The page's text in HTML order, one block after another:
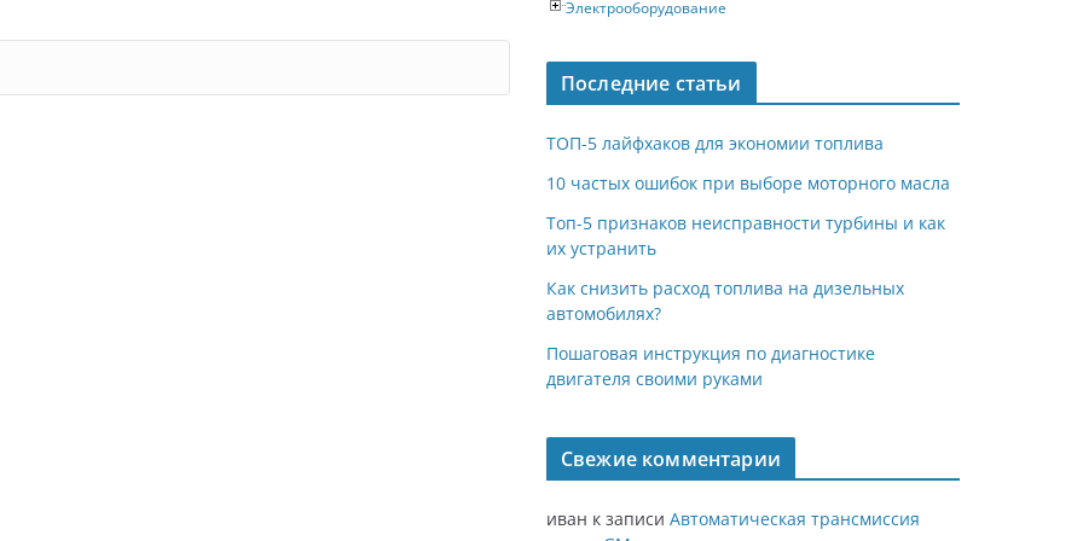
Электрооборудование
Последние статьи
ТОП-5 лайфхаков для экономии топлива
10 частых ошибок при выборе моторного масла
Топ-5 признаков неисправности турбины и как
их устранить
Как снизить расход топлива на дизельных
автомобилях?
Пошаговая инструкция по диагностике
двигателя своими руками
Свежие комментарии
иван к записи Автоматическая трансмиссия